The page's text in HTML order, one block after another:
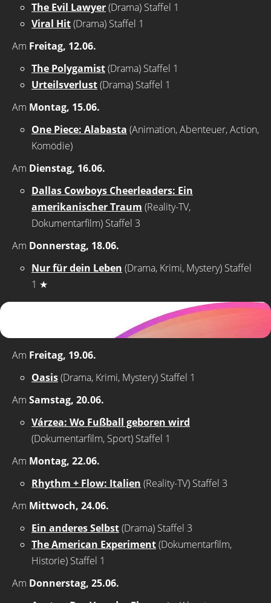
The Evil Lawyer(Drama) Staffel 1
Viral Hit(Drama) Staffel 1
Am Freitag, 12.06.
The Polygamist(Drama) Staffel 1
Urteilsverlust(Drama) Staffel 1
Am Montag, 15.06.
One Piece: Alabasta (Animation, Abenteuer, Action,
Komödie)
Am Dienstag, 16.06.
Dallas Cowboys Cheerleaders: Ein
amerikanischer Traum (Reality-TV,
Dokumentarfilm) Staffel 3
Am Donnerstag, 18.06.
Nur für dein Leben (Drama, Krimi, Mystery) Staffel
1 ★
Am Freitag, 19.06.
Oasis(Drama, Krimi, Mystery) Staffel 1
Am Samstag, 20.06.
Várzea: Wo Fußball geboren wird
(Dokumentarfilm, Sport) Staffel 1
Am Montag, 22.06.
Rhythm + Flow: Italien (Reality-TV) Staffel 3
Am Mittwoch, 24.06.
Ein anderes Selbst(Drama) Staffel 3
The American Experiment(Dokumentarfilm,
Historie) Staffel 1
Am Donnerstag, 25.06.